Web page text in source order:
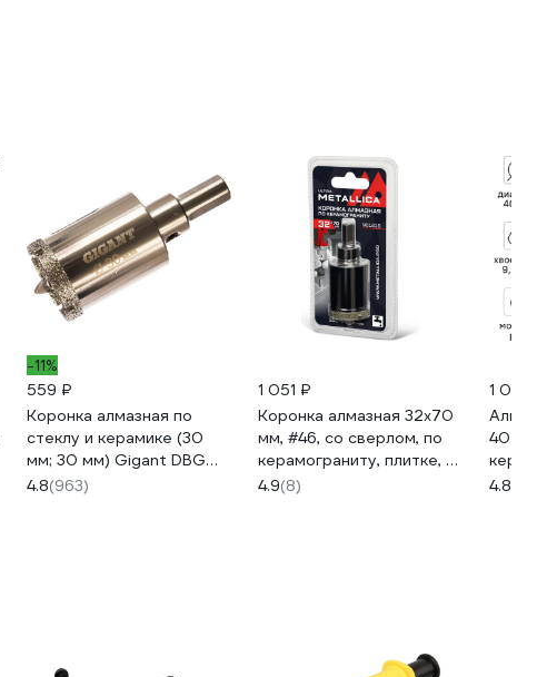
-11%
559 ₽
Коронка алмазная по
стеклу и керамике (30
мм; 30 мм) Gigant DBG
11069
4.8(963)
1 051 ₽
Коронка алмазная 32x70
мм, #46, со сверлом, по
керамограниту, плитке, в
блистере METALLICA
4.9(8)
1 049 ₽
40 мм
4.8